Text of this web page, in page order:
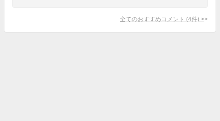
全てのおすすめコメント (4件) >